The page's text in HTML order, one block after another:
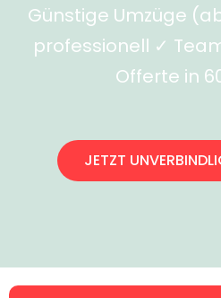
Günstige Umzüge
professionell ✓
Offerte in
JETZT